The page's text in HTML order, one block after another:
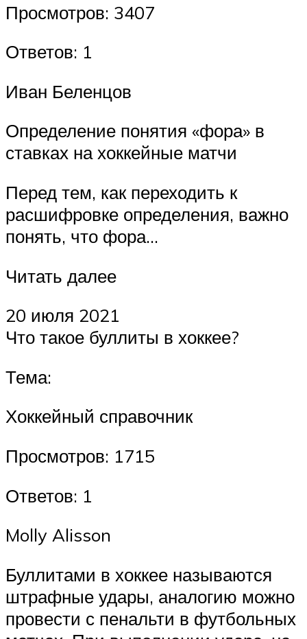
Просмотров: 3407
Ответов: 1
Иван Беленцов
Определение понятия «фора» в
ставках на хоккейные матчи
Перед тем, как переходить к
расшифровке определения, важно
понять, что фора…
Читать далее
20 июля 2021
Что такое буллиты в хоккее?
Тема:
Хоккейный справочник
Просмотров: 1715
Ответов: 1
Molly Alisson
Буллитами в хоккее называются
штрафные удары, аналогию можно
провести с пенальти в футбольных